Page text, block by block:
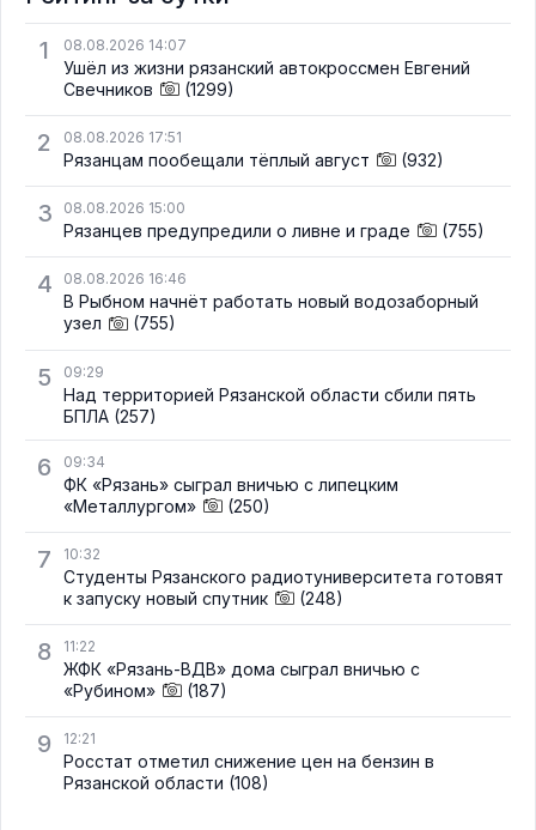
1
08.08.2026 14:07
Ушёл из жизни рязанский автокроссмен Евгений
Свечников
(1299)
2 08.08.2026 17:51
Рязанцам пообещали тёплый август (932)
3 08.08.2026 15:00
Рязанцев предупредили о ливне и граде (755)
4 08.08.2026 16:46
В Рыбном начнёт работать новый водозаборный
узел
(755)
5 09:29
Над территорией Рязанской области сбили пять
БПЛА (257)
6 09:34
ФК «Рязань» сыграл вничью с липецким
«Металлургом»
(250)
7 10:32
Студенты Рязанского радиотуниверситета готовят
к запуску новый спутник
(248)
8 11:22
ЖФК «Рязань-ВДВ» дома сыграл вничью с
«Рубином»
(187)
9 12:21
Росстат отметил снижение цен на бензин в
Рязанской области (108)